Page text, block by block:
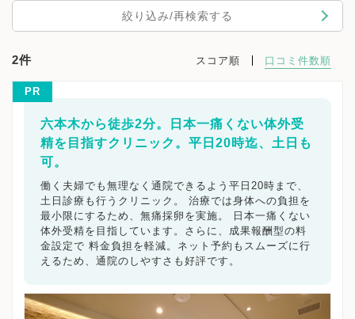
絞り込み/再検索する
2件 スコア順 口コミ件数順
PR
六本木から徒歩2分。日本一痛くない体外受
精を目指すクリニック。平日20時迄、土日も
可。
働く夫婦でも無理なく通院できるよう平日20時まで、
土日診療も行うクリニック。 治療では身体への負担を
最小限にするため、無痛採卵を実施。 日本一痛くない
体外受精を目指しています。さらに、成果報酬型の料
金設定で 料金負担を軽減。ネット予約もスムーズに行
えるため、通院のしやすさも好評です。